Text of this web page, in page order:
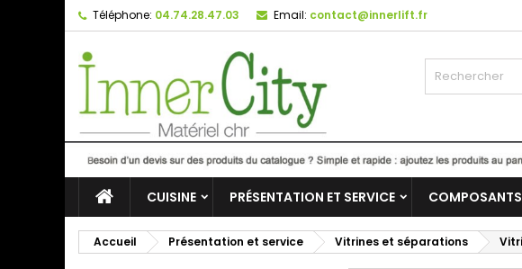
Téléphone: 04.74.28.47.03 Email: contact@innerlift.fr
CUISINE PRÉSENTATION ET SERVICE
Accueil Présentation et service Vitrines et séparations